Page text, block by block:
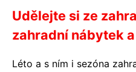
Udělejte si ze
zahradní nábytek
Léto a s ním i sezóna